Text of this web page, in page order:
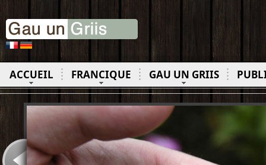
ACCUEIL FRANCIQUE GAU UN GRIIS